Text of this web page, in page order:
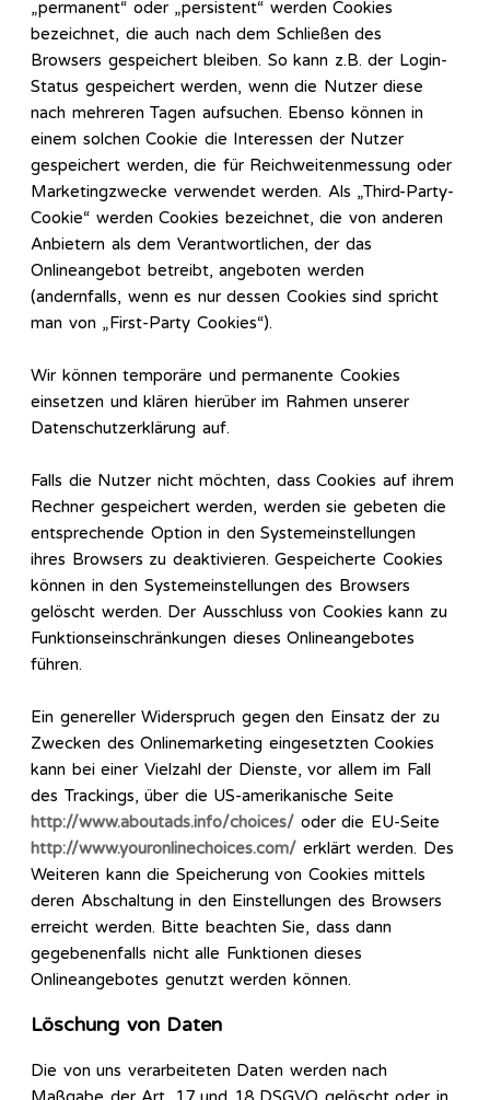
„permanent“ oder „persistent“ werden Cookies
bezeichnet, die auch nach dem Schließen des
Browsers gespeichert bleiben. So kann z.B. der Login-
Status gespeichert werden, wenn die Nutzer diese
nach mehreren Tagen aufsuchen. Ebenso können in
einem solchen Cookie die Interessen der Nutzer
gespeichert werden, die für Reichweitenmessung oder
Marketingzwecke verwendet werden. Als „Third-Party-
Cookie“ werden Cookies bezeichnet, die von anderen
Anbietern als dem Verantwortlichen, der das
Onlineangebot betreibt, angeboten werden
(andernfalls, wenn es nur dessen Cookies sind spricht
man von „First-Party Cookies“).
Wir können temporäre und permanente Cookies
einsetzen und klären hierüber im Rahmen unserer
Datenschutzerklärung auf.
Falls die Nutzer nicht möchten, dass Cookies auf ihrem
Rechner gespeichert werden, werden sie gebeten die
entsprechende Option in den Systemeinstellungen
ihres Browsers zu deaktivieren. Gespeicherte Cookies
können in den Systemeinstellungen des Browsers
gelöscht werden. Der Ausschluss von Cookies kann zu
Funktionseinschränkungen dieses Onlineangebotes
führen.
Ein genereller Widerspruch gegen den Einsatz der zu
Zwecken des Onlinemarketing eingesetzten Cookies
kann bei einer Vielzahl der Dienste, vor allem im Fall
des Trackings, über die US-amerikanische Seite
http://www.aboutads.info/choices/ oder die EU-Seite
http://www.youronlinechoices.com/ erklärt werden. Des
Weiteren kann die Speicherung von Cookies mittels
deren Abschaltung in den Einstellungen des Browsers
erreicht werden. Bitte beachten Sie, dass dann
gegebenenfalls nicht alle Funktionen dieses
Onlineangebotes genutzt werden können.
Löschung von Daten
Die von uns verarbeiteten Daten werden nach